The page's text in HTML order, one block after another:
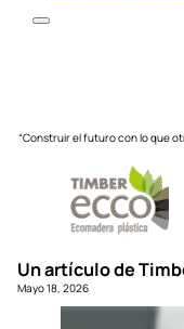
“Construir el futuro con lo que
Un artículo de
Mayo 18, 2026